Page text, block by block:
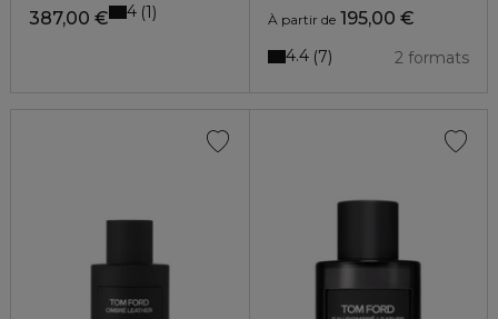
387,00 € 4 1 À partir de195,00 €
2 formats
4.4 7